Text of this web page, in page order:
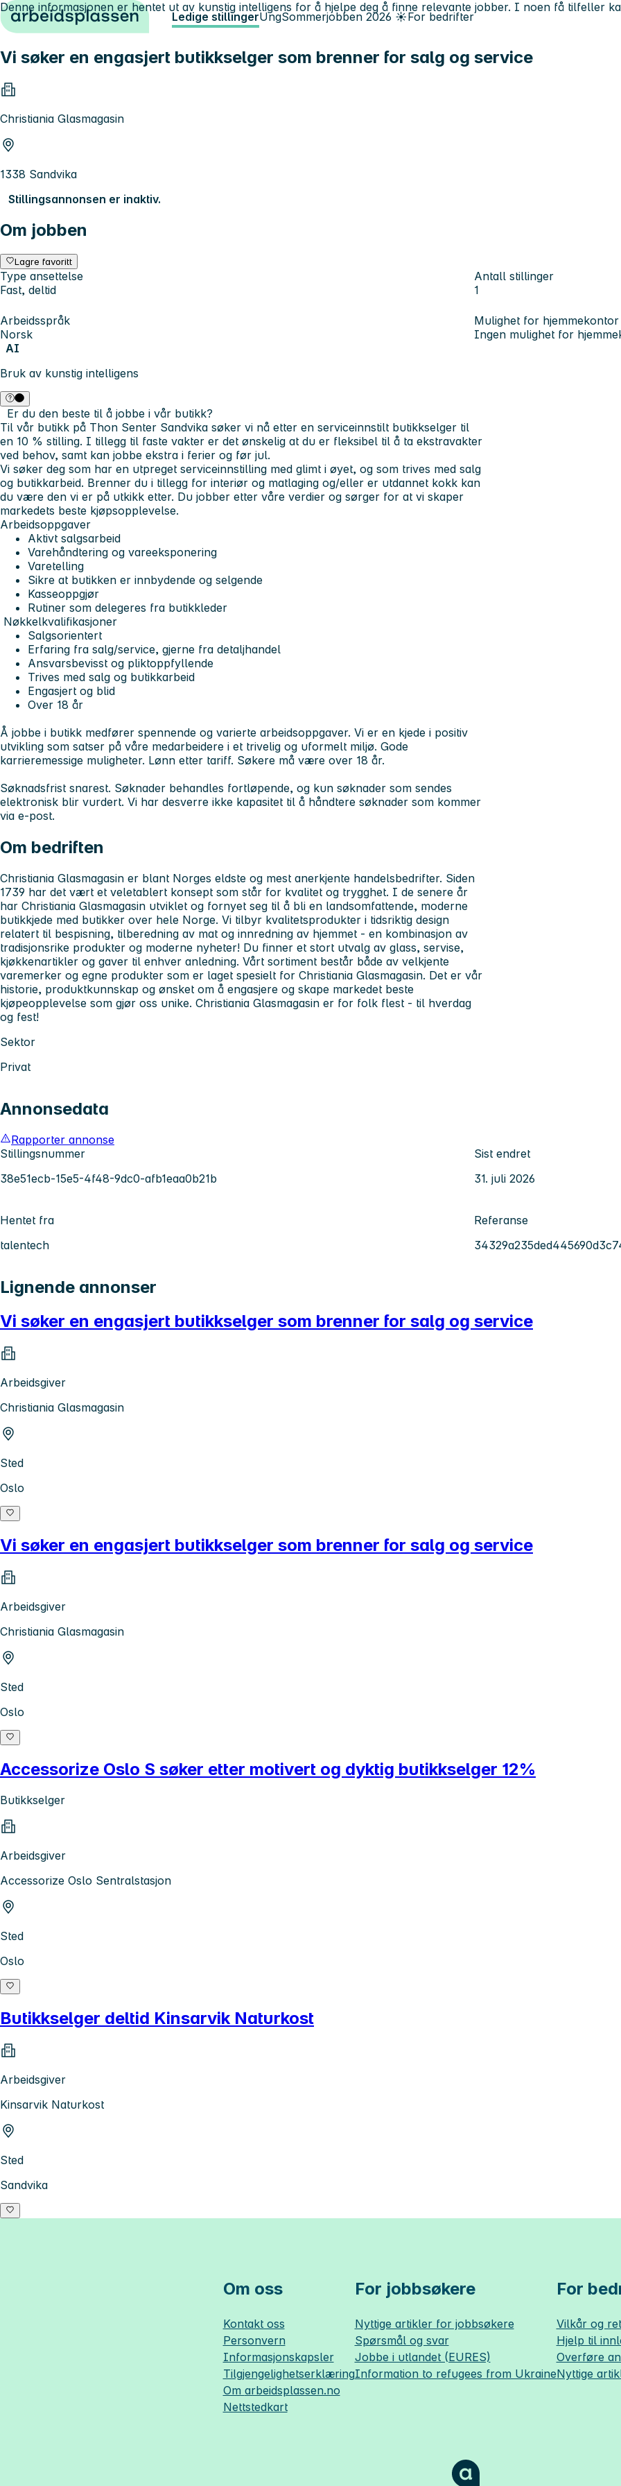
Hopp til innhold Ledige stillingerUngSommerjobben 2026 ☀️For bedrifter
Vi søker en engasjert butikkselger som brenner for salg og service
Christiania Glasmagasin
1338 Sandvika
Stillingsannonsen er inaktiv.
Om jobben
Lagre favoritt
Type ansettelse
Fast, deltid
Antall stillinger
1
Arbeidsspråk
Norsk
Mulighet for hjemmekontor
Ingen mulighet for
AI
Bruk av kunstig intelligens
Denne informasjonen er hentet ut av kunstig intelligens for å hjelpe deg å finne relevante jobber. I noen få tilfeller
Er du den beste til å jobbe i vår butikk?
Til vår butikk på Thon Senter Sandvika søker vi nå etter en serviceinnstilt butikkselger til
en 10 % stilling. I tillegg til faste vakter er det ønskelig at du er fleksibel til å ta ekstravakter
ved behov, samt kan jobbe ekstra i ferier og før jul.
Vi søker deg som har en utpreget serviceinnstilling med glimt i øyet, og som trives med salg
og butikkarbeid. Brenner du i tillegg for interiør og matlaging og/eller er utdannet kokk kan
du være den vi er på utkikk etter. Du jobber etter våre verdier og sørger for at vi skaper
markedets beste kjøpsopplevelse.
Arbeidsoppgaver
Aktivt salgsarbeid
Varehåndtering og vareeksponering
Varetelling
Sikre at butikken er innbydende og selgende
Kasseoppgjør
Rutiner som delegeres fra butikkleder
Nøkkelkvalifikasjoner
Salgsorientert
Erfaring fra salg/service, gjerne fra detaljhandel
Ansvarsbevisst og pliktoppfyllende
Trives med salg og butikkarbeid
Engasjert og blid
Over 18 år
Å jobbe i butikk medfører spennende og varierte arbeidsoppgaver. Vi er en kjede i positiv
utvikling som satser på våre medarbeidere i et trivelig og uformelt miljø. Gode
karrieremessige muligheter. Lønn etter tariff. Søkere må være over 18 år.
Søknadsfrist snarest. Søknader behandles fortløpende, og kun søknader som sendes
elektronisk blir vurdert. Vi har desverre ikke kapasitet til å håndtere søknader som kommer
via e-post.
Om bedriften
Christiania Glasmagasin er blant Norges eldste og mest anerkjente handelsbedrifter. Siden
1739 har det vært et veletablert konsept som står for kvalitet og trygghet. I de senere år
har Christiania Glasmagasin utviklet og fornyet seg til å bli en landsomfattende, moderne
butikkjede med butikker over hele Norge. Vi tilbyr kvalitetsprodukter i tidsriktig design
relatert til bespisning, tilberedning av mat og innredning av hjemmet - en kombinasjon av
tradisjonsrike produkter og moderne nyheter! Du finner et stort utvalg av glass, servise,
kjøkkenartikler og gaver til enhver anledning. Vårt sortiment består både av velkjente
varemerker og egne produkter som er laget spesielt for Christiania Glasmagasin. Det er vår
historie, produktkunnskap og ønsket om å engasjere og skape markedet beste
kjøpeopplevelse som gjør oss unike. Christiania Glasmagasin er for folk flest - til hverdag
og fest!
Sektor
Privat
Annonsedata
Rapporter annonse
Stillingsnummer
38e51ecb-15e5-4f48-9dc0-afb1eaa0b21b
Sist endret
31. juli 2026
Hentet fra
talentech
Referanse
Lignende annonser
Vi søker en engasjert butikkselger som brenner for salg og service
Arbeidsgiver
Christiania Glasmagasin
Sted
Oslo
Vi søker en engasjert butikkselger som brenner for salg og service
Arbeidsgiver
Christiania Glasmagasin
Sted
Oslo
Accessorize Oslo S søker etter motivert og dyktig butikkselger 12%
Butikkselger
Arbeidsgiver
Accessorize Oslo Sentralstasjon
Sted
Oslo
Butikkselger deltid Kinsarvik Naturkost
Arbeidsgiver
Kinsarvik Naturkost
Sted
Sandvika
Om oss
Kontakt oss
Personvern
Informasjonskapsler
Tilgjengelighetserklæring
Om arbeidsplassen.no
Nettstedkart
For jobbsøkere
Nyttige artikler for jobbsøkere
Spørsmål og svar
Jobbe i utlandet (EURES)
Information to refugees from Ukraine
For
Vilkår og
Hjelp til
Overføre
Nyttige